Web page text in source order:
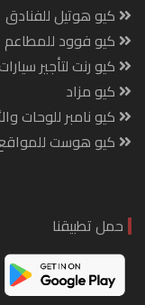
كيو هوتيل للفنادق
كيو فوود للمطاعم
كيو رنت لتأجير
كيو مزاد
كيو نامبر للوحات
كيو هوست
حمل تطبيقنا